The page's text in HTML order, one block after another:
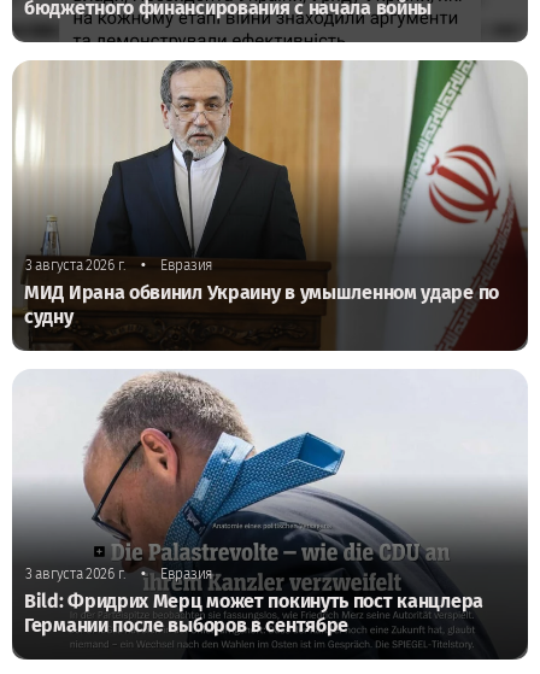
бюджетного финансирования с начала войны
3 августа 2026 г. • Евразия
МИД Ирана обвинил Украину в умышленном ударе по
судну
3 августа 2026 г. • Евразия
Bild: Фридрих Мерц может покинуть пост канцлера
Германии после выборов в сентябре